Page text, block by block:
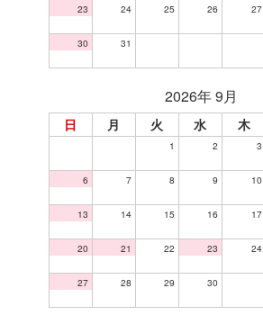
23 24 25 26 27
30 31
2026年 9月
日 月 火 水 木
1 2 3
6 7 8 9 10
13 14 15 16 17
20 21 22 23 24
27 28 29 30